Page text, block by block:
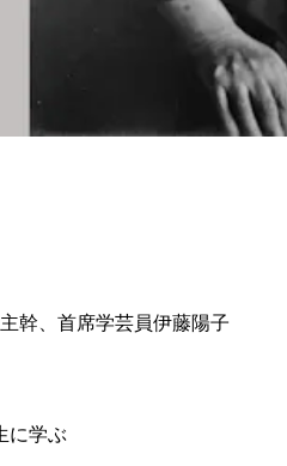
幹、首席学芸員伊藤陽子
に学ぶ